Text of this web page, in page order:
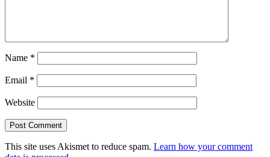
Name *
Email *
Website
This site uses Akismet to reduce spam. Learn how your comment